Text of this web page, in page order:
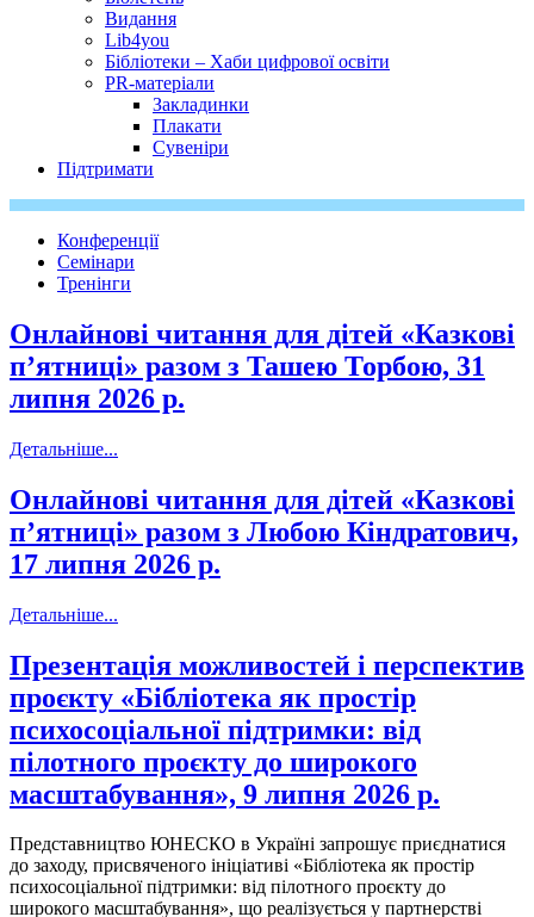
Видання
Lib4you
Бібліотеки – Хаби цифрової освіти
PR-матеріали
Закладинки
Плакати
Сувеніри
Підтримати
Конференції
Семінари
Тренінги
Онлайнові читання для дітей «Казкові
пʼятниці» разом з Ташею Торбою, 31
липня 2026 р.
Детальніше...
Онлайнові читання для дітей «Казкові
пʼятниці» разом з Любою Кіндратович,
17 липня 2026 р.
Детальніше...
Презентація можливостей і перспектив
проєкту «Бібліотека як простір
психосоціальної підтримки: від
пілотного проєкту до широкого
масштабування», 9 липня 2026 р.
Представництво ЮНЕСКО в Україні запрошує приєднатися
до заходу, присвяченого ініціативі «Бібліотека як простір
психосоціальної підтримки: від пілотного проєкту до
широкого масштабування», що реалізується у партнерстві